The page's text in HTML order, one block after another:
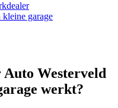
garage
Westerveld
werkt?